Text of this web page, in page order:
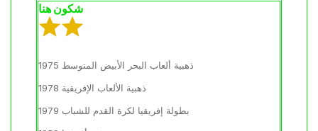
شكون هنا
ذهبية ألعاب البحر الأبيض المتوسط 1975
ذهبية الألعاب الإفريقية 1978
بطولة إفريقيا لكرة القدم للشباب 1979